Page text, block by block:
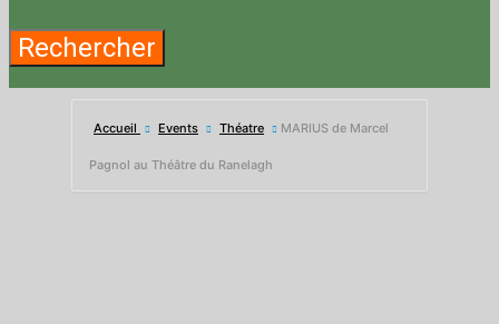
Accueil Events Théatre MARIUS de Marcel
Pagnol au Théâtre du Ranelagh